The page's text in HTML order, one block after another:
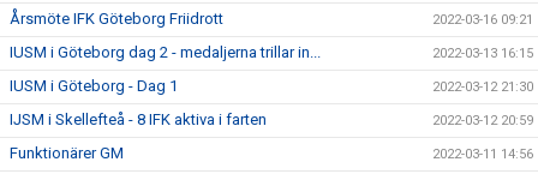
Årsmöte IFK Göteborg Friidrott 2022-03-16 09:21
IUSM i Göteborg dag 2 - medaljerna trillar in... 2022-03-13 16:15
IUSM i Göteborg - Dag 1 2022-03-12 21:30
IJSM i Skellefteå - 8 IFK aktiva i farten 2022-03-12 20:59
Funktionärer GM 2022-03-11 14:56